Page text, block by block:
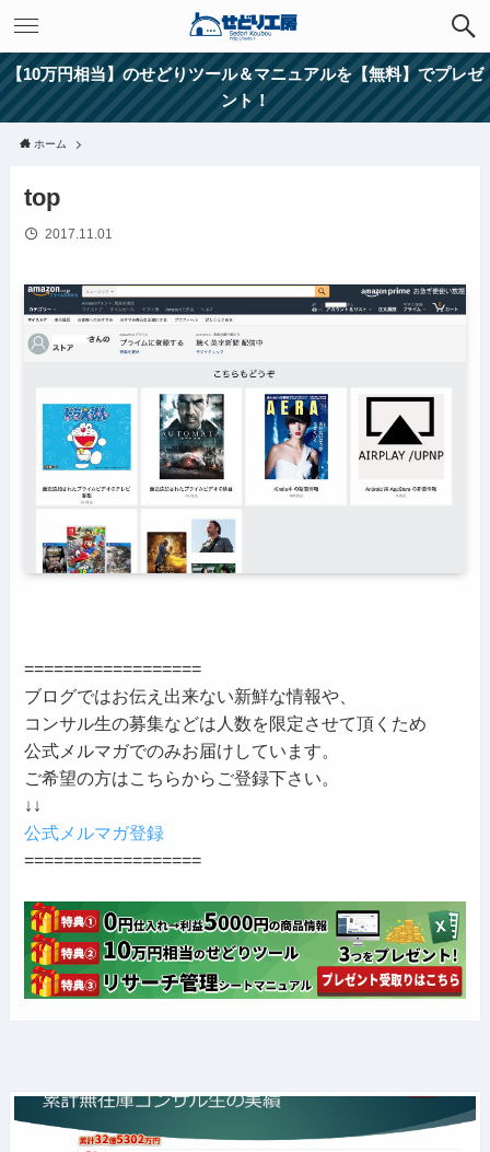
【10万円相当】のせどりツール＆マニュアルを【無料】でプレゼ
ント！
ホーム
top
2017.11.01
==================
ブログではお伝え出来ない新鮮な情報や、
コンサル生の募集などは人数を限定させて頂くため
公式メルマガでのみお届けしています。
ご希望の方はこちらからご登録下さい。
↓↓
公式メルマガ登録
==================